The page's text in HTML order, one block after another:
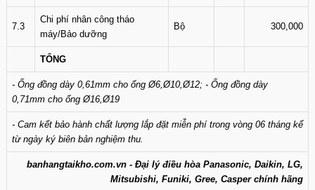
7.3
Chi phí nhân công tháo
máy/Bảo dưỡng
Bộ 300,000
TỔNG
- Ống đồng dày 0,61mm cho ống Ø6,Ø10,Ø12; - Ống đồng dày
0,71mm cho ống Ø16,Ø19
- Cam kết bảo hành chất lượng lắp đặt miễn phí trong vòng 06 tháng kể
từ ngày ký biên bản nghiệm thu.
banhangtaikho.com.vn - Đại lý điều hòa Panasonic, Daikin, LG,
Mitsubishi, Funiki, Gree, Casper chính hãng